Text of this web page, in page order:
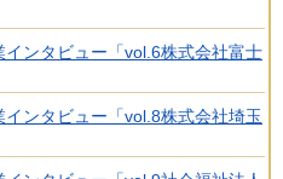
ンタビュー「vol.6株式会社富士
ンタビュー「vol.8株式会社埼玉